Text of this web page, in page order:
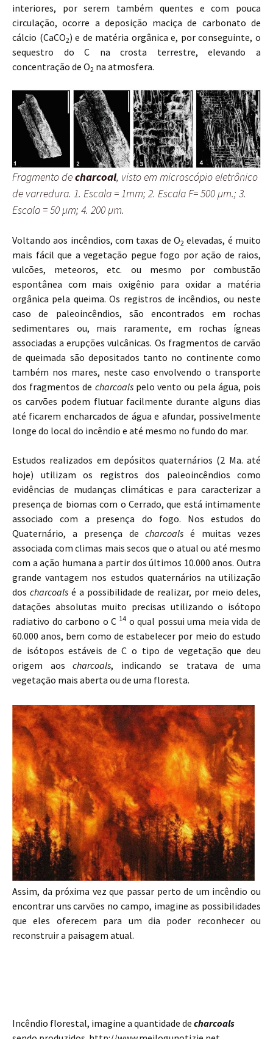
interiores, por serem também quentes e com pouca
circulação, ocorre a deposição maciça de carbonato de
cálcio (CaCO2) e de matéria orgânica e, por conseguinte, o
sequestro do C na crosta terrestre, elevando a
concentração de O2 na atmosfera.
Fragmento decharcoal, visto em microscópio eletrônico
de varredura. 1. Escala = 1mm; 2. Escala F= 500 µm.; 3.
Escala = 50 µm; 4. 200 µm.
Voltando aos incêndios, com taxas de O2 elevadas, é muito
mais fácil que a vegetação pegue fogo por ação de raios,
vulcões, meteoros, etc. ou mesmo por combustão
espontânea com mais oxigênio para oxidar a matéria
orgânica pela queima. Os registros de incêndios, ou neste
caso de paleoincêndios, são encontrados em rochas
sedimentares ou, mais raramente, em rochas ígneas
associadas a erupções vulcânicas. Os fragmentos de carvão
de queimada são depositados tanto no continente como
também nos mares, neste caso envolvendo o transporte
dos fragmentos de charcoalspelo vento ou pela água, pois
os carvões podem flutuar facilmente durante alguns dias
até ficarem encharcados de água e afundar, possivelmente
longe do local do incêndio e até mesmo no fundo do mar.
Estudos realizados em depósitos quaternários (2 Ma. até
hoje) utilizam os registros dos paleoincêndios como
evidências de mudanças climáticas e para caracterizar a
presença de biomas com o Cerrado, que está intimamente
associado com a presença do fogo. Nos estudos do
Quaternário, a presença decharcoals é muitas vezes
associada com climas mais secos que o atual ou até mesmo
com a ação humana a partir dos últimos 10.000 anos. Outra
grande vantagem nos estudos quaternários na utilização
dos charcoalsé a possibilidade de realizar, por meio deles,
datações absolutas muito precisas utilizando o isótopo
radiativo do carbono o C 14o qual possui uma meia vida de
60.000 anos, bem como de estabelecer por meio do estudo
de isótopos estáveis de C o tipo de vegetação que deu
origem aoscharcoals, indicando se tratava de uma
vegetação mais aberta ou de uma floresta.
Assim, da próxima vez que passar perto de um incêndio ou
encontrar uns carvões no campo, imagine as possibilidades
que eles oferecem para um dia poder reconhecer ou
reconstruir a paisagem atual.
Incêndio florestal, imagine a quantidade de charcoals